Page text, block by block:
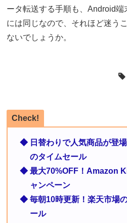
ータ転送する手順も、Android
には同じなので、それほど迷う
ないでしょうか。
Check!
◆ 日替わりで人気商品が登
のタイムセール
◆ 最大70%OFF！Amazon
ャンペーン
◆ 毎朝10時更新！楽天市場
ール